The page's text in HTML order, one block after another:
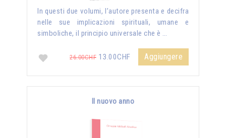
In questi due volumi, l’autore presenta e decifra
nelle sue implicazioni spirituali, umane e
simboliche, il principio universale che è …
26.00CHF 13.00CHF Aggiungere
Il nuovo anno